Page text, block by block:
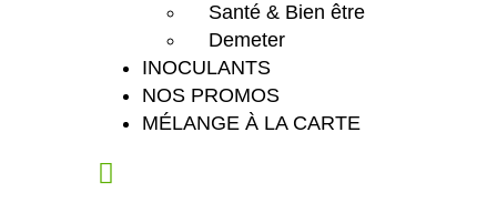
Santé & Bien être
Demeter
INOCULANTS
NOS PROMOS
MÉLANGE À LA CARTE